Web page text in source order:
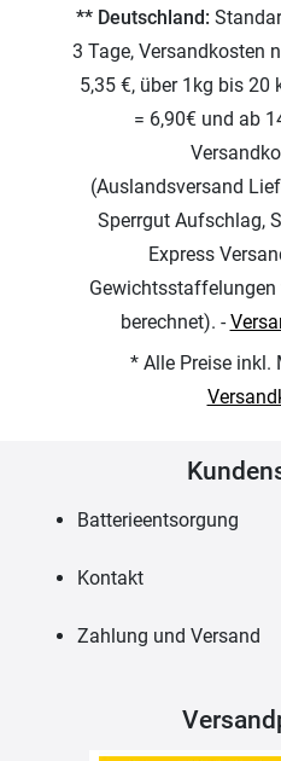
** Deutschland:
3 Tage, Versandkosten
5,35 €, über 1kg bis 20
= 6,90€ und ab
(Auslandsversand
Sperrgut Aufschlag,
Express
Gewichtsstaffelungen
berechnet). -
* Alle Preise inkl.
Batterieentsorgung
Kontakt
Zahlung und Versand